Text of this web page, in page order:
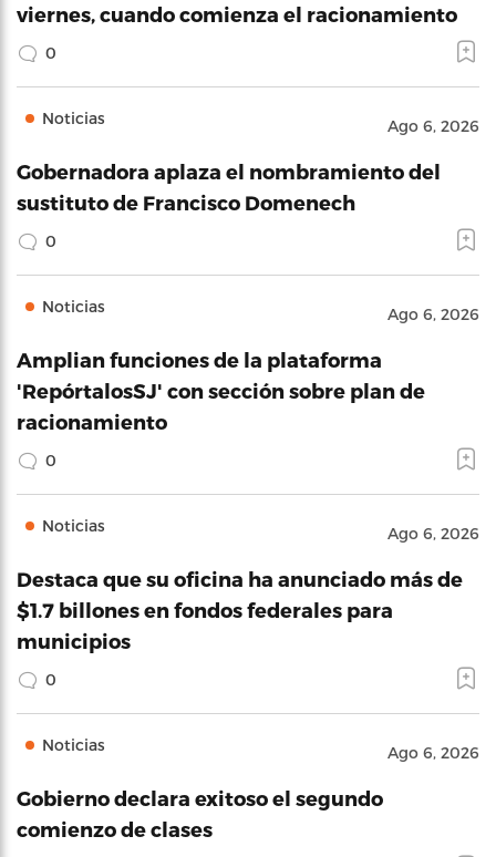
viernes, cuando comienza el racionamiento
0
Noticias Ago 6, 2026
Gobernadora aplaza el nombramiento del
sustituto de Francisco Domenech
0
Noticias Ago 6, 2026
Amplian funciones de la plataforma
'RepórtalosSJ' con sección sobre plan de
racionamiento
0
Noticias Ago 6, 2026
Destaca que su oficina ha anunciado más de
$1.7 billones en fondos federales para
municipios
0
Noticias Ago 6, 2026
Gobierno declara exitoso el segundo
comienzo de clases